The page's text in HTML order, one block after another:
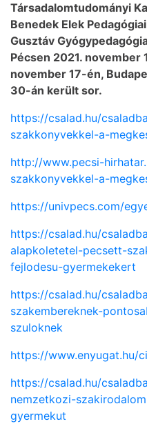
Társadalomtudományi
Benedek Elek
Gusztáv
Pécsen 2021. november
november 17-én,
30-án került sor.
https://csalad.hu/
szakkonyvekkel-a-
http://www.pecsi-
szakkonyvekkel-a-
https://univpecs.com/
https://csalad.hu/
alapkoletetel-pecsett-
fejlodesu-gyermekekert
https://csalad.hu/
szakembereknek-
szuloknek
https://www.enyugat.hu/
https://csalad.hu/
nemzetkozi-
gyermekut